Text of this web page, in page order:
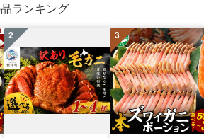
ランキング
2 3